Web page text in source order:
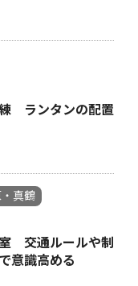
ランタンの配置
真鶴
交通ルールや制
意識高める